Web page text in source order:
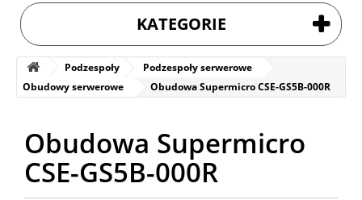
KATEGORIE
Podzespoły
Podzespoły serwerowe
Obudowy serwerowe
Obudowa Supermicro CSE-GS5B-000R
Obudowa Supermicro
CSE-GS5B-000R